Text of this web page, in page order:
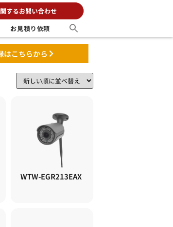
するお問い合わせ
お見積り依頼
はこちらから
WTW-EGR213EAX